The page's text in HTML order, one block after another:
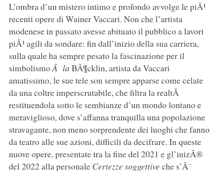
L’ombra d’un mistero intimo e profondo avvolge le piÃ¹
recenti opere di Wainer Vaccari. Non che l’artista
modenese in passato avesse abituato il pubblico a lavori
piÃ¹ agili da sondare: fin dall’inizio della sua carriera,
sulla quale ha sempre pesato la fascinazione per il
simbolismoÃ la BÃ¶cklin, artista da Vaccari
amatissimo, le sue tele son sempre apparse come celate
da una coltre imperscrutabile, che filtra la realtÃ
restituendola sotto le sembianze d’un mondo lontano e
meraviglioso, dove s’affanna tranquilla una popolazione
stravagante, non meno sorprendente dei luoghi che fanno
da teatro alle sue azioni, difficili da decifrare. In queste
nuove opere, presentate tra la fine del 2021 e gl’inizÃ®
del 2022 alla personale Certezze soggettiveche s’Ã¨